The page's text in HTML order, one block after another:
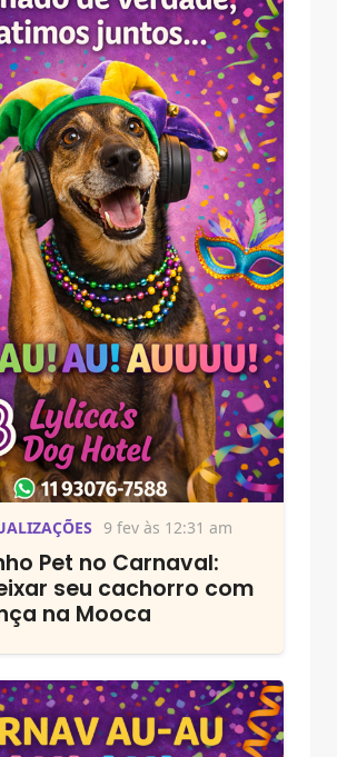
9 fev às 12:31 am
Pet no Carnaval:
seu cachorro com
na Mooca